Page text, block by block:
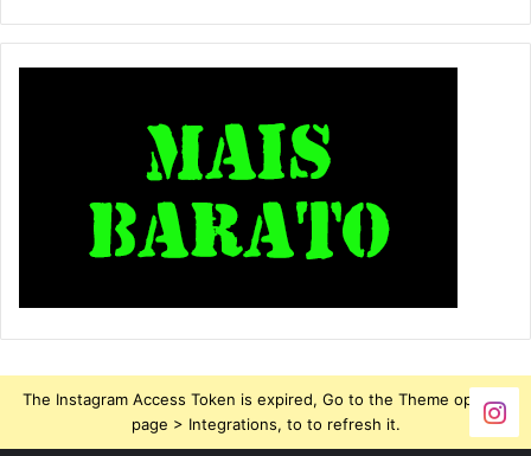
The Instagram Access Token is expired, Go to the Theme options
page > Integrations, to to refresh it.